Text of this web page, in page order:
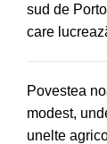
sud de
care
Povestea
modest,
unelte